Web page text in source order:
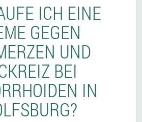
ICH EINE
GEGEN
UND
BEI
IN